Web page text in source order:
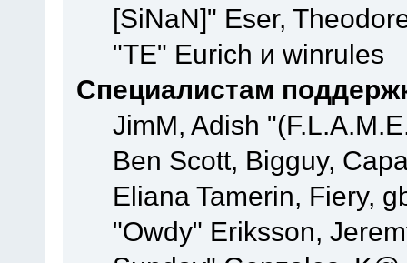
[SiNaN]" Eser,
"TE" Eurich и winrules
Специалистам
JimM, Adish
Ben Scott, Bigguy,
Eliana Tamerin, Fiery,
"Owdy" Eriksson,